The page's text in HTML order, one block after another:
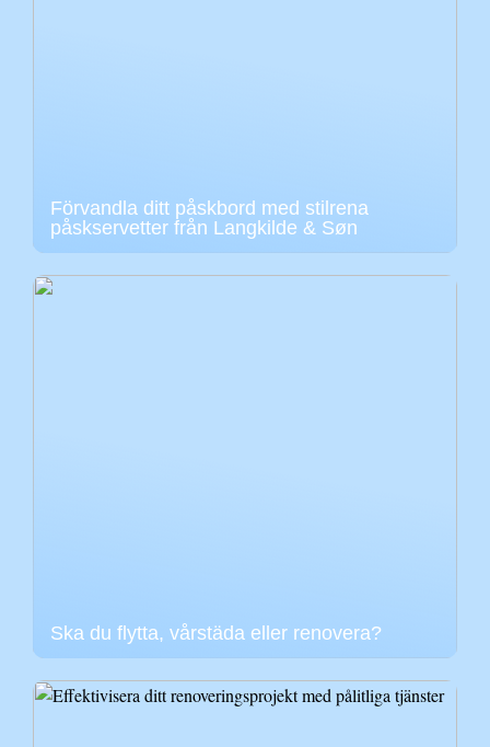
Förvandla ditt påskbord med stilrena
påskservetter från Langkilde & Søn
Ska du flytta, vårstäda eller renovera?